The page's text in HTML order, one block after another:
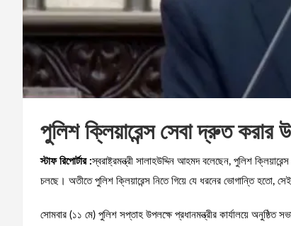
পুলিশ ক্লিয়ারেন্স সেবা দ্রুত করার
স্টাফ রিপোর্টার :স্বরাষ্ট্রমন্ত্রী সালাহউদ্দিন আহমদ বলেছেন, পুলিশ
চলছে। অতীতে পুলিশ ক্লিয়ারেন্স নিতে গিয়ে যে ধরনের ভোগান্তি হতো,
সোমবার (১১ মে) পুলিশ সপ্তাহ উপলক্ষে প্রধানমন্ত্রীর কার্যালয়ে অনুষ্ঠিত